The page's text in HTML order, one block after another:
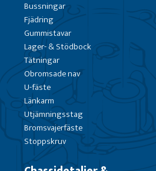
Bussningar
Fjädring
Gummistavar
Lager- & Stödbock
Tätningar
Obromsade nav
U-fäste
Länkarm
Utjämningsstag
Bromsvajerfäste
Stoppskruv